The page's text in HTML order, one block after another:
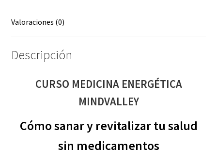
Valoraciones (0)
Descripción
CURSO MEDICINA ENERGÉTICA
MINDVALLEY
Cómo sanar y revitalizar tu salud
sin medicamentos